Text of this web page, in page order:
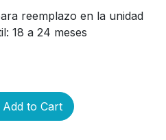
reemplazo en la unidad
18 a 24 meses
Add to Cart